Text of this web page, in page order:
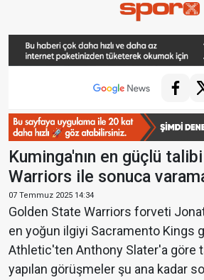
Kuminga'nın en güçlü
Warriors ile sonuca
07 Temmuz 2025 14:34
Golden State Warriors forveti
en yoğun ilgiyi Sacramento Kings
Athletic'ten Anthony Slater'a göre
yapılan görüşmeler şu ana kadar